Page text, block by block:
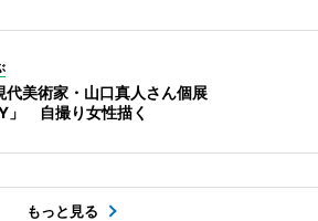
代美術家・山口真人さん個展
」 自撮り女性描く
もっと見る